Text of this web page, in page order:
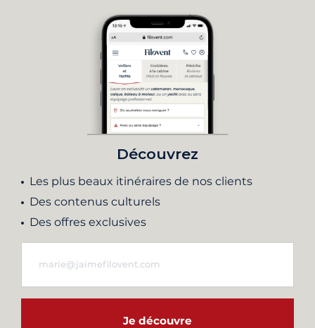
Découvrez
Les plus beaux itinéraires de nos clients
Des contenus culturels
Des offres exclusives
Je découvre